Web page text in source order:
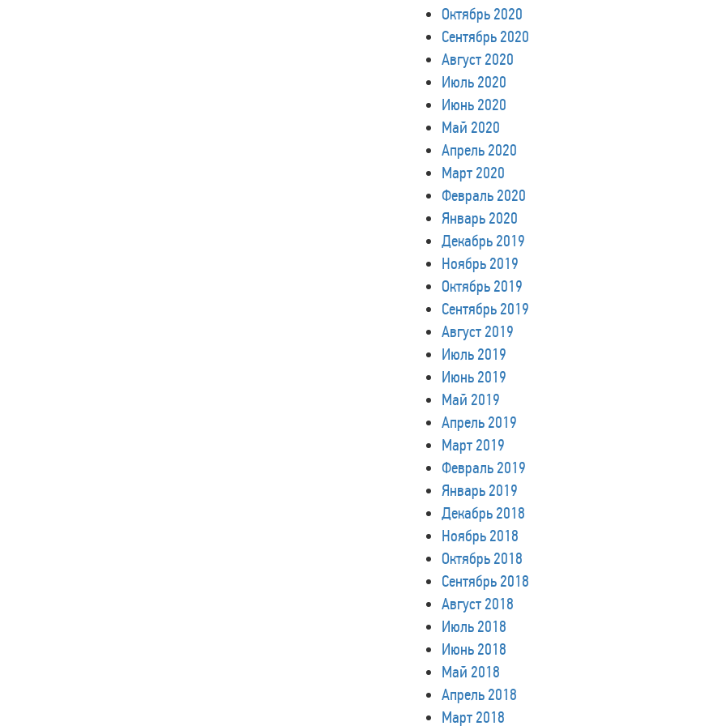
Октябрь 2020
Сентябрь 2020
Август 2020
Июль 2020
Июнь 2020
Май 2020
Апрель 2020
Март 2020
Февраль 2020
Январь 2020
Декабрь 2019
Ноябрь 2019
Октябрь 2019
Сентябрь 2019
Август 2019
Июль 2019
Июнь 2019
Май 2019
Апрель 2019
Март 2019
Февраль 2019
Январь 2019
Декабрь 2018
Ноябрь 2018
Октябрь 2018
Сентябрь 2018
Август 2018
Июль 2018
Июнь 2018
Май 2018
Апрель 2018
Март 2018